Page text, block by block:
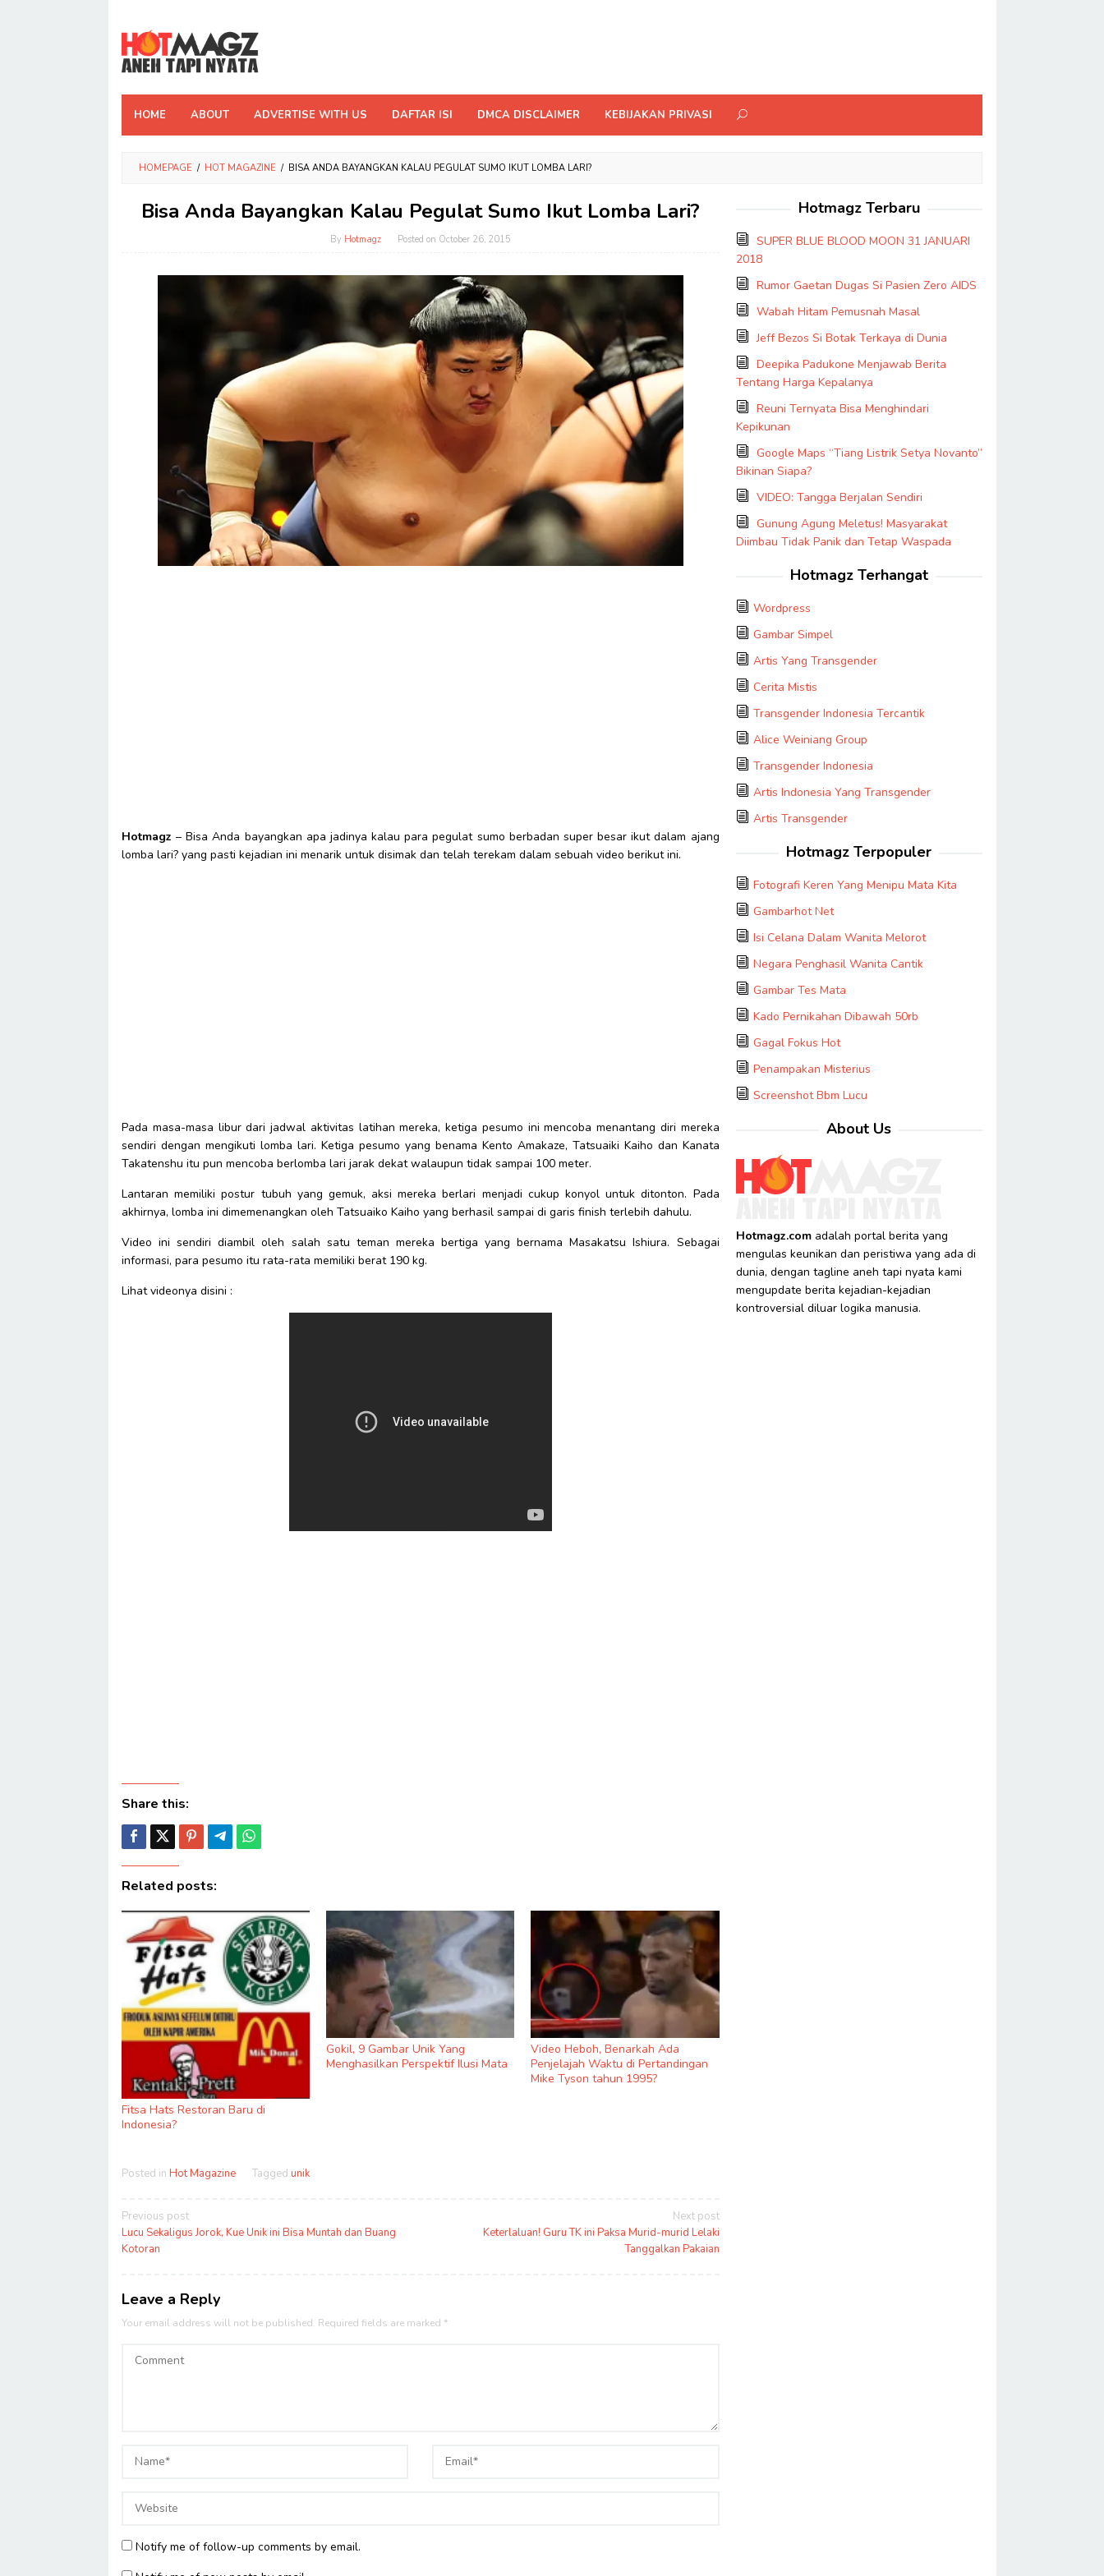
content
HOME ABOUT ADVERTISE WITH US DAFTAR ISI DMCA DISCLAIMER KEBIJAKAN PRIVASI
HOMEPAGE / HOT MAGAZINE / BISA ANDA BAYANGKAN KALAU PEGULAT SUMO IKUT LOMBA LARI?
Bisa Anda Bayangkan Kalau Pegulat Sumo Ikut Lomba Lari?
By Hotmagz Posted on October 26, 2015
Hotmagz – Bisa Anda bayangkan apa jadinya kalau para pegulat sumo berbadan super besar ikut dalam ajang
lomba lari? yang pasti kejadian ini menarik untuk disimak dan telah terekam dalam sebuah video berikut ini.
Pada masa-masa libur dari jadwal aktivitas latihan mereka, ketiga pesumo ini mencoba menantang diri mereka
sendiri dengan mengikuti lomba lari. Ketiga pesumo yang benama Kento Amakaze, Tatsuaiki Kaiho dan Kanata
Takatenshu itu pun mencoba berlomba lari jarak dekat walaupun tidak sampai 100 meter.
Lantaran memiliki postur tubuh yang gemuk, aksi mereka berlari menjadi cukup konyol untuk ditonton. Pada
akhirnya, lomba ini dimemenangkan oleh Tatsuaiko Kaiho yang berhasil sampai di garis finish terlebih dahulu.
Video ini sendiri diambil oleh salah satu teman mereka bertiga yang bernama Masakatsu Ishiura. Sebagai
informasi, para pesumo itu rata-rata memiliki berat 190 kg.
Lihat videonya disini :
Share this:
Related posts:
Fitsa Hats Restoran Baru di
Indonesia?
Gokil, 9 Gambar Unik Yang
Menghasilkan Perspektif Ilusi Mata
Video Heboh, Benarkah Ada
Penjelajah Waktu di Pertandingan
Mike Tyson tahun 1995?
Posted in Hot Magazine Tagged unik
Post
navigation
Previous post
Lucu Sekaligus Jorok, Kue Unik ini Bisa Muntah dan Buang
Kotoran
Next post
Keterlaluan! Guru TK ini Paksa Murid-murid Lelaki
Tanggalkan Pakaian
Leave a Reply
Your email address will not be published. Required fields are marked *
Notify me of follow-up comments by email.
Hotmagz Terbaru
SUPER BLUE BLOOD MOON 31 JANUARI
2018
Rumor Gaetan Dugas Si Pasien Zero AIDS
Wabah Hitam Pemusnah Masal
Jeff Bezos Si Botak Terkaya di Dunia
Deepika Padukone Menjawab Berita
Tentang Harga Kepalanya
Reuni Ternyata Bisa Menghindari
Kepikunan
Google Maps “Tiang Listrik Setya Novanto”
Bikinan Siapa?
VIDEO: Tangga Berjalan Sendiri
Gunung Agung Meletus! Masyarakat
Diimbau Tidak Panik dan Tetap Waspada
Hotmagz Terhangat
Wordpress
Gambar Simpel
Artis Yang Transgender
Cerita Mistis
Transgender Indonesia Tercantik
Alice Weiniang Group
Transgender Indonesia
Artis Indonesia Yang Transgender
Artis Transgender
Hotmagz Terpopuler
Fotografi Keren Yang Menipu Mata Kita
Gambarhot Net
Isi Celana Dalam Wanita Melorot
Negara Penghasil Wanita Cantik
Gambar Tes Mata
Kado Pernikahan Dibawah 50rb
Gagal Fokus Hot
Penampakan Misterius
Screenshot Bbm Lucu
About Us
Hotmagz.comadalah portal berita yang
mengulas keunikan dan peristiwa yang ada di
dunia, dengan tagline aneh tapi nyata kami
mengupdate berita kejadian-kejadian
kontroversial diluar logika manusia.